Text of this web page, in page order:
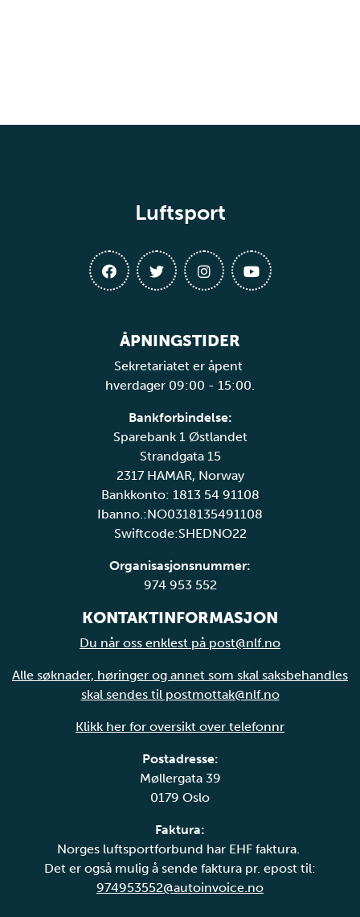
Luftsport
ÅPNINGSTIDER
Sekretariatet er åpent
hverdager 09:00 - 15:00.
Bankforbindelse:
Sparebank 1 Østlandet
Strandgata 15
2317 HAMAR, Norway
Bankkonto: 1813 54 91108
Ibanno.:NO0318135491108
Swiftcode:SHEDNO22
Organisasjonsnummer:
974 953 552
KONTAKTINFORMASJON
Du når oss enklest på post@nlf.no
Alle søknader, høringer og annet som skal saksbehandles
skal sendes til postmottak@nlf.no
Klikk her for oversikt over telefonnr
Postadresse:
Møllergata 39
0179 Oslo
Faktura:
Norges luftsportforbund har EHF faktura.
Det er også mulig å sende faktura pr. epost til:
974953552@autoinvoice.no